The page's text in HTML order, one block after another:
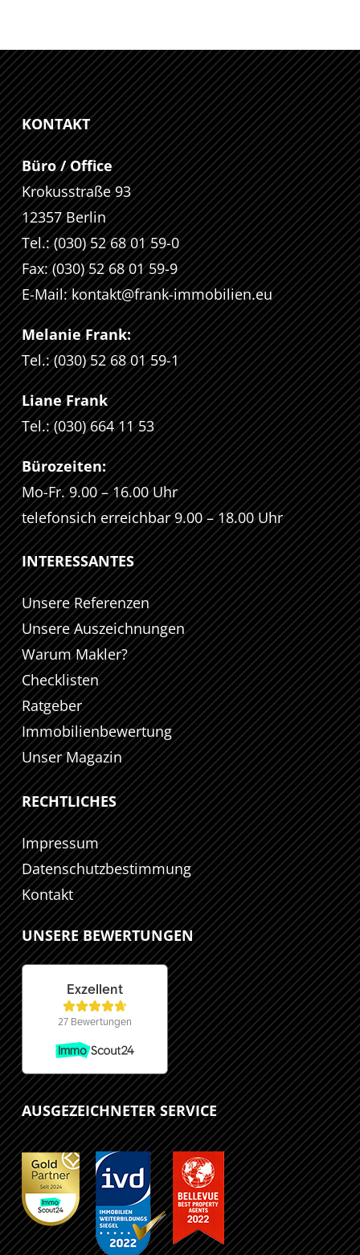
KONTAKT
Büro / Office
Krokusstraße 93
12357 Berlin
Tel.: (030) 52 68 01 59-0
Fax: (030) 52 68 01 59-9
E-Mail:kontakt@frank-immobilien.eu
Melanie Frank:
Tel.: (030) 52 68 01 59-1
Liane Frank
Tel.: (030) 664 11 53
Bürozeiten:
Mo-Fr. 9.00 – 16.00 Uhr
telefonsich erreichbar 9.00 – 18.00 Uhr
INTERESSANTES
Unsere Referenzen
Unsere Auszeichnungen
Warum Makler?
Checklisten
Ratgeber
Immobilienbewertung
Unser Magazin
RECHTLICHES
Impressum
Datenschutzbestimmung
Kontakt
UNSERE BEWERTUNGEN
AUSGEZEICHNETER SERVICE